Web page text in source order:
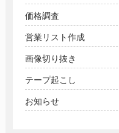
価格調査
営業リスト作成
画像切り抜き
テープ起こし
お知らせ